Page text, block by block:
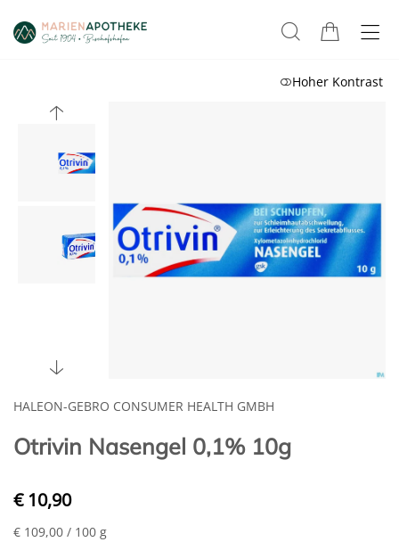
Hoher Kontrast
HALEON-GEBRO CONSUMER HEALTH GMBH
Otrivin Nasengel 0,1% 10g
€ 10,90
€ 109,00 / 100 g